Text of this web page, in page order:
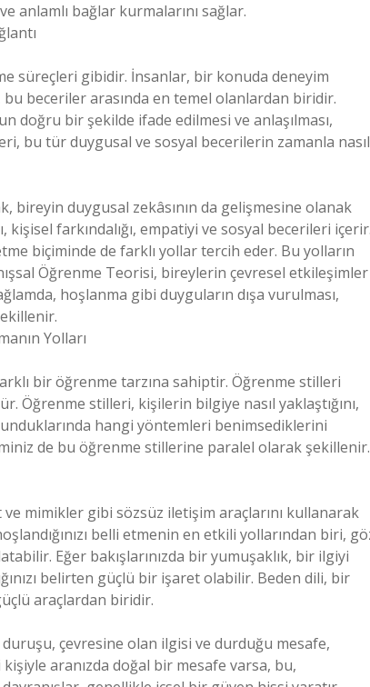
anlamlı bağlar kurmalarını sağlar.
süreçleri gibidir. İnsanlar, bir konuda deneyim
beceriler arasında en temel olanlardan biridir.
doğru bir şekilde ifade edilmesi ve anlaşılması,
bu tür duygusal ve sosyal becerilerin zamanla nasıl
bireyin duygusal zekâsının da gelişmesine olanak
kişisel farkındalığı, empatiyi ve sosyal becerileri
biçiminde de farklı yollar tercih eder. Bu yolların
Öğrenme Teorisi, bireylerin çevresel etkileşimler
hoşlanma gibi duyguların dışa vurulması,
Yolları
bir öğrenme tarzına sahiptir. Öğrenme stilleri
stilleri, kişilerin bilgiye nasıl yaklaştığını,
hangi yöntemleri benimsediklerini
de bu öğrenme stillerine paralel olarak şekillenir.
mimikler gibi sözsüz iletişim araçlarını kullanarak
belli etmenin en etkili yollarından biri,
Eğer bakışlarınızda bir yumuşaklık, bir ilgiyi
belirten güçlü bir işaret olabilir. Beden dili, bir
araçlardan biridir.
çevresine olan ilgisi ve durduğu mesafe,
aranızda doğal bir mesafe varsa, bu,